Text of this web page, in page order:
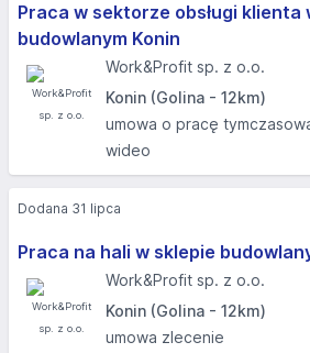
Praca w sektorze obsługi klienta
budowlanym Konin
Work&Profit sp. z o.o.
Konin (Golina - 12km)
umowa o pracę
wideo
Praca na hali w sklepie
Work&Profit sp. z o.o.
Konin (Golina - 12km)
umowa zlecenie
Dodana 31 lipca